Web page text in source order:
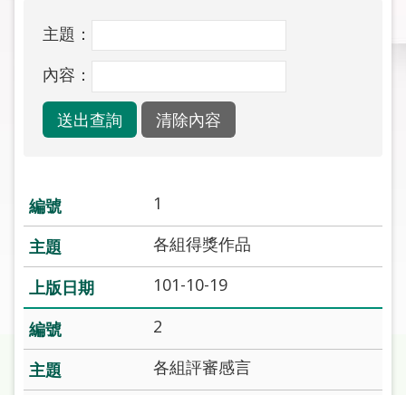
報
導
於
市
線
上
申
請
常
見
問
答
主題：
內容：
1
各組得獎作品
101-10-19
2
各組評審感言